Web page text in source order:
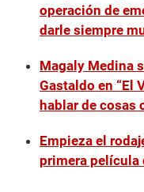
operación de
darle siempre
Magaly Medina
Gastaldo en “El
hablar de cosas
Empieza el
primera película